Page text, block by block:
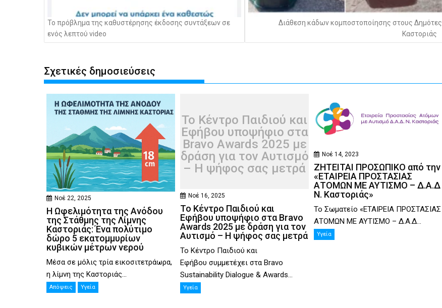
Το πρόβλημα της καθυστέρησης έκδοσης συντάξεων σε
ενός λεπτού video
Διάθεση κάδων κομποστοποίησης στους Δημότες
Καστοριάς
Σχετικές δημοσιεύσεις
Νοέ 22, 2025
Η Ωφελιμότητα της Ανόδου
της Στάθμης της Λίμνης
Καστοριάς: Ένα πολύτιμο
δώρο 5 εκατομμυρίων
κυβικών μέτρων νερού
Μέσα σε μόλις τρία εικοσιτετράωρα,
η λίμνη της Καστοριάς...
Απόψεις Υγεία
Το Κέντρο Παιδιού και
Εφήβου υποψήφιο στα
Bravo Awards 2025 με
δράση για τον Αυτισμό
– Η ψήφος σας μετρά
Νοέ 16, 2025
Το Κέντρο Παιδιού και
Εφήβου υποψήφιο στα Bravo
Awards 2025 με δράση για τον
Αυτισμό – Η ψήφος σας μετρά
Το Κέντρο Παιδιού και
Εφήβου συμμετέχει στα Bravo
Sustainability Dialogue & Awards...
Υγεία
Νοέ 14, 2023
ΖΗΤΕΙΤΑΙ ΠΡΟΣΩΠΙΚΟ από την
«ΕΤΑΙΡΕΙΑ ΠΡΟΣΤΑΣΙΑΣ
ΑΤΟΜΩΝ ΜΕ ΑΥΤΙΣΜΟ – Δ.Α.Δ
Ν. Καστοριάς»
Το Σωματείο «ΕΤΑΙΡΕΙΑ ΠΡΟΣΤΑΣΙΑΣ
ΑΤΟΜΩΝ ΜΕ ΑΥΤΙΣΜΟ – Δ.Α.Δ...
Υγεία